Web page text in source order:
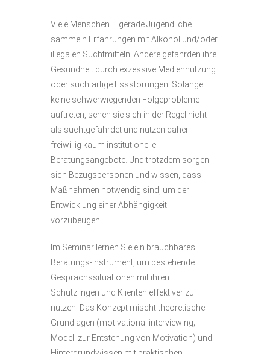
Viele Menschen – gerade Jugendliche –
sammeln Erfahrungen mit Alkohol und/oder
illegalen Suchtmitteln. Andere gefährden ihre
Gesundheit durch exzessive Mediennutzung
oder suchtartige Essstörungen. Solange
keine schwerwiegenden Folgeprobleme
auftreten, sehen sie sich in der Regel nicht
als suchtgefährdet und nutzen daher
freiwillig kaum institutionelle
Beratungsangebote. Und trotzdem sorgen
sich Bezugspersonen und wissen, dass
Maßnahmen notwendig sind, um der
Entwicklung einer Abhängigkeit
vorzubeugen.
Im Seminar lernen Sie ein brauchbares
Beratungs-Instrument, um bestehende
Gesprächssituationen mit ihren
Schützlingen und Klienten effektiver zu
nutzen. Das Konzept mischt theoretische
Grundlagen (motivational interviewing;
Modell zur Entstehung von Motivation) und